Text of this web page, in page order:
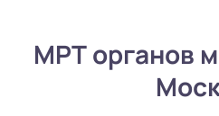
МРТ органов